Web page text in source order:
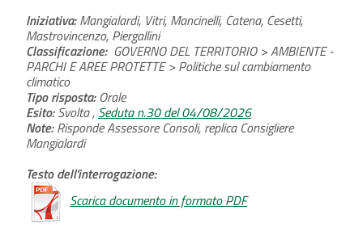
Iniziativa:Mangialardi, Vitri, Mancinelli, Catena, Cesetti,
Mastrovincenzo, Piergallini
Classificazione: GOVERNO DEL TERRITORIO > AMBIENTE -
PARCHI E AREE PROTETTE > Politiche sul cambiamento
climatico
Tipo risposta:Orale
Esito:Svolta , Seduta n.30 del 04/08/2026
Note:Risponde Assessore Consoli, replica Consigliere
Mangialardi
Testo dell'interrogazione:
Scarica documento in formato PDF